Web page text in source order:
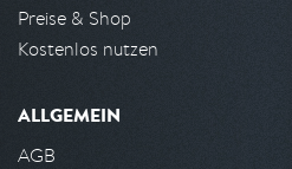
Preise & Shop
Kostenlos nutzen
ALLGEMEIN
AGB